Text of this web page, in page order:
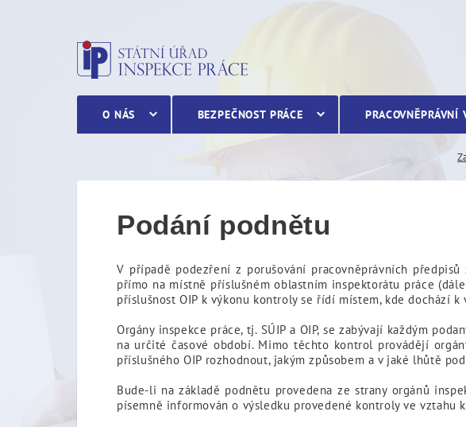
O NÁS BEZPEČNOST PRÁCE PRACOVNĚPRÁVNÍ
Podání podnětu
V případě podezření z porušování pracovněprávních
přímo na místně příslušném oblastním inspektorátu práce
příslušnost OIP k výkonu kontroly se řídí místem, kde dochází k
Orgány inspekce práce, tj. SÚIP a OIP, se zabývají každým
na určité časové období. Mimo těchto kontrol provádějí
příslušného OIP rozhodnout, jakým způsobem a v jaké lhůtě
Bude-li na základě podnětu provedena ze strany orgánů
písemně informován o výsledku provedené kontroly ve vztahu